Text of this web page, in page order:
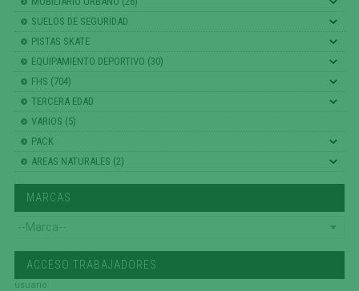
SUELOS DE SEGURIDAD
PISTAS SKATE
EQUIPAMIENTO DEPORTIVO (30)
FHS (704)
TERCERA EDAD
VARIOS (5)
PACK
AREAS NATURALES (2)
MARCAS
ACCESO TRABAJADORES
usuario